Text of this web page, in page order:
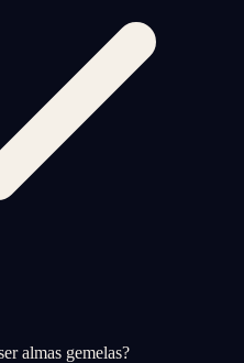
almas gemelas?